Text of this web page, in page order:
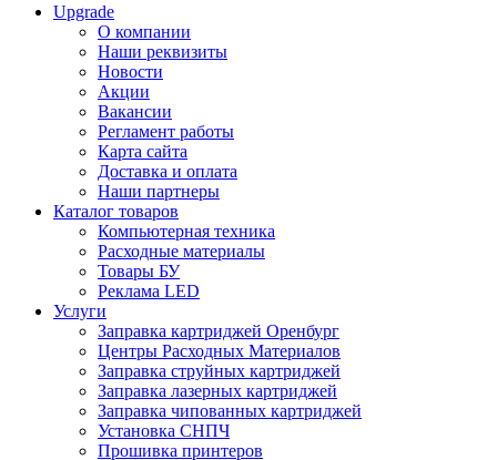
Upgrade
О компании
Наши реквизиты
Новости
Акции
Вакансии
Регламент работы
Карта сайта
Доставка и оплата
Наши партнеры
Каталог товаров
Компьютерная техника
Расходные материалы
Товары БУ
Реклама LED
Услуги
Заправка картриджей Оренбург
Центры Расходных Материалов
Заправка струйных картриджей
Заправка лазерных картриджей
Заправка чипованных картриджей
Установка СНПЧ
Прошивка принтеров